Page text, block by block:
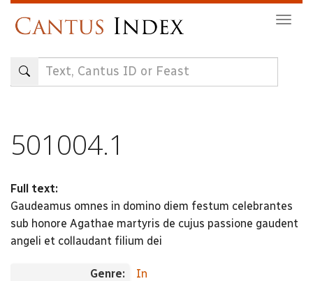
content
501004.1
Full text:
Gaudeamus omnes in domino diem festum celebrantes
sub honore Agathae martyris de cujus passione gaudent
angeli et collaudant filium dei
Genre:
In